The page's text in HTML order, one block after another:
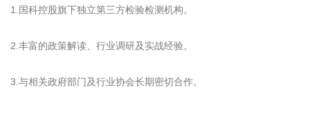
1.国科控股旗下独立第三方检验检测机构。
2.丰富的政策解读、行业调研及实战经验。
3.与相关政府部门及行业协会长期密切合作。